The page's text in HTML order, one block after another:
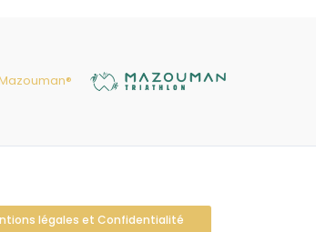
légales et Confidentialité